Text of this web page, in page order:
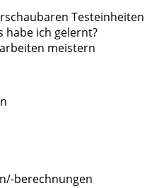
Testeinheiten
habe ich gelernt?
meistern
berechnungen